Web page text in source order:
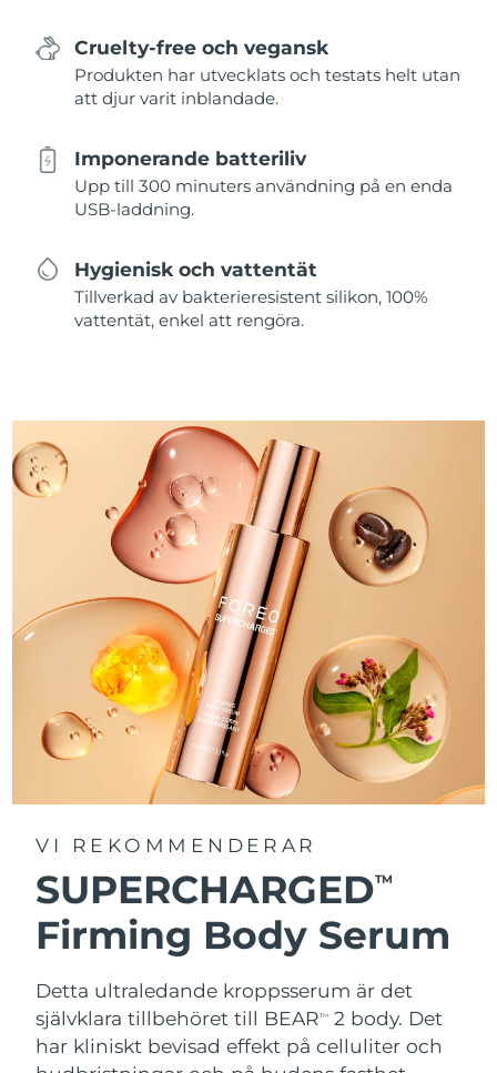
Cruelty-free och vegansk
Produkten har utvecklats och testats helt utan
att djur varit inblandade.
Imponerande batteriliv
Upp till 300 minuters användning på en enda
USB-laddning.
Hygienisk och vattentät
Tillverkad av bakterieresistent silikon, 100%
vattentät, enkel att rengöra.
VI REKOMMENDERAR
SUPERCHARGEDTM
Firming Body Serum
Detta ultraledande kroppsserum är det
självklara tillbehöret till BEARTM
2 body. Det
har kliniskt bevisad effekt på celluliter och